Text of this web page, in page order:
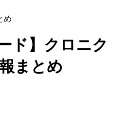
め
ド】クロニク
まとめ